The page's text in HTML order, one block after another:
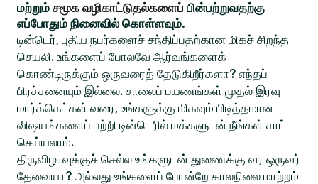
மற்றும் சமூக வழிகாட்டுதல்களைப் பின்பற்றுவதற்கு
எப்போதும் நினைவில் கொள்ளவும்.
டின்டெர், புதிய நபர்களைச் சந்திப்பதற்கான மிகச் சிறந்த
செயலி. உங்களைப் போலவே ஆர்வங்களைக்
கொண்டிருக்கும் ஒருவரைத் தேடுகிறீர்களா? எந்தப்
பிரச்சனையும் இல்லை. சாலைப் பயணங்கள் முதல் இரவு
மார்க்கெட்கள் வரை, உங்களுக்கு மிகவும் பிடித்தமான
விஷயங்களைப் பற்றி டின்டெரில் மக்களுடன் நீங்கள் சாட்
செய்யலாம்.
திருவிழாவுக்குச் செல்ல உங்களுடன் துணைக்கு வர ஒருவர்
தேவையா? அல்லது உங்களைப் போன்றே காலநிலை மாற்றம்